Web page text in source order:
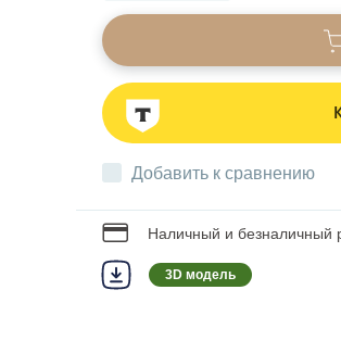
Добавить к сравнению
Наличный и безналичный
3D модель